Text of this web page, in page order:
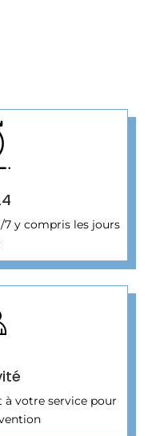
7 y compris les jours
à votre service pour